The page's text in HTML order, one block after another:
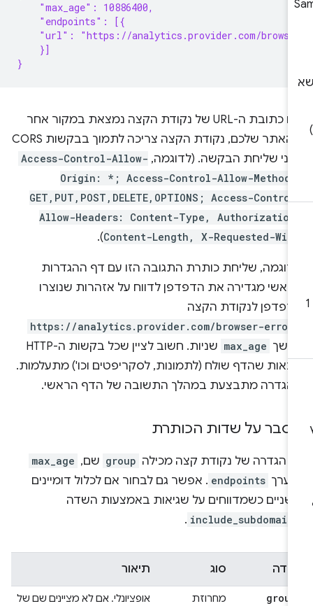
    "max_age": 10886400,
    "endpoints": [{
"url": "https://analytics.provider.com/
    }]
אם כתובת ה-URL של נקודת הקצה נמצאת במקור אחר
מהאתר שלכם, נקודת הקצה צריכה לתמוך בבקשות CORS
שליחת הבקשה. (לדוגמה,Access-Control-Allow-
Origin: *; Access-Control-Allow-
GET,PUT,POST,DELETE,OPTIONS; Access-
Allow-Headers: Content-Type,
Content-Length, X-Requested-
).
שליחת כותרת התגובה הזו עם דף ההגדרות
מגדירה את הדפדפן לדווח על אזהרות שנוצרו
לנקודת הקצה
https://analytics.provider.com/browser-
max_age
שניות. חשוב לציין שכל בקשות ה-HTTP
שהדף שולח (לתמונות, לסקריפטים וכו') מתעלמות.
מתבצעת במהלך התשובה של הדף הראשי.
על שדות הכותרת
הגדרה של נקודת קצה מכילה group שם, max_age
endpoints . אפשר גם לבחור אם לכלול דומיינים
כשמדווחים על שגיאות באמצעות השדה
.
תיאור
group מחרוזת אופציונלי. אם לא מציינים שם של